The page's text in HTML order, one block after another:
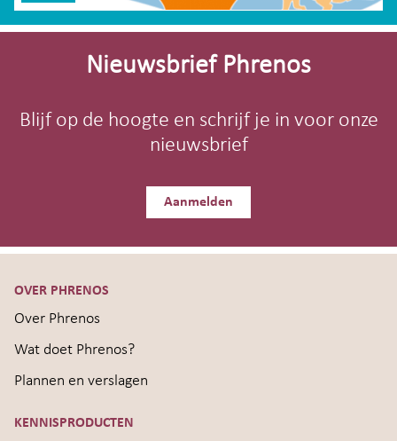
Site-
Nieuwsbrief Phrenos
Blijf op de hoogte en schrijf je in voor onze
nieuwsbrief
Aanmelden
OVER PHRENOS
Over Phrenos
Wat doet Phrenos?
Plannen en verslagen
KENNISPRODUCTEN